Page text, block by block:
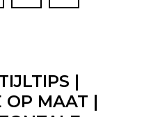
|
OP MAAT |